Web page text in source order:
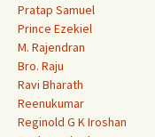
Pratap Samuel
Prince Ezekiel
M. Rajendran
Bro. Raju
Ravi Bharath
Reenukumar
Reginold G K Iroshan